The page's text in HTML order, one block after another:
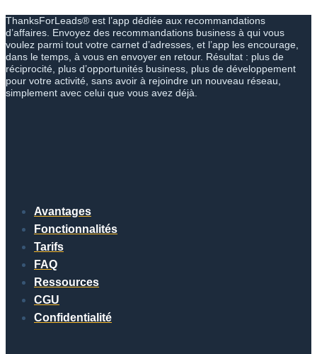
ThanksForLeads® est l’app dédiée aux recommandations
d’affaires. Envoyez des recommandations business à qui vous
voulez parmi tout votre carnet d’adresses, et l’app les encourage,
dans le temps, à vous en envoyer en retour. Résultat : plus de
réciprocité, plus d’opportunités business, plus de développement
pour votre activité, sans avoir à rejoindre un nouveau réseau,
simplement avec celui que vous avez déjà.
Avantages
Fonctionnalités
Tarifs
FAQ
Ressources
CGU
Confidentialité